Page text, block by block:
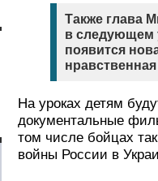
Также глава
в следующем
появится
На уроках детям
документальные
том числе бойцах
войны России в